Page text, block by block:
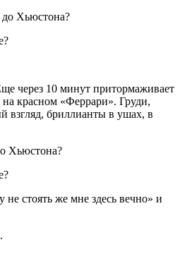
Хьюстона?
через 10 минут притормаживает
на красном «Феррари». Груди,
взгляд, бриллианты в ушах, в
Хьюстона?
стоять же мне здесь вечно» и